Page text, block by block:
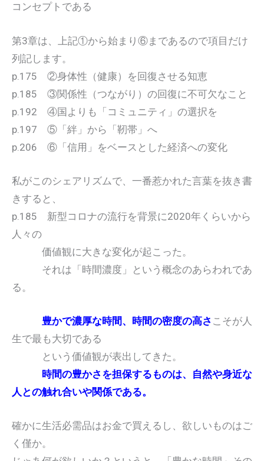
コンセプトである
第3章は、上記①から始まり⑥まであるので項目だけ
列記します。
p.175 ②身体性（健康）を回復させる知恵
p.185 ③関係性（つながり）の回復に不可欠なこと
p.192 ④国よりも「コミュニティ」の選択を
p.197 ⑤「絆」から「靭帯」へ
p.206 ⑥「信用」をベースとした経済への変化
私がこのシェアリズムで、一番惹かれた言葉を抜き書
きすると、
p.185 新型コロナの流行を背景に2020年くらいから
人々の
価値観に大きな変化が起こった。
それは「時間濃度」という概念のあらわれであ
る。
豊かで濃厚な時間、時間の密度の高さ こそが人
生で最も大切である
という価値観が表出してきた。
時間の豊かさを担保するものは、自然や身近な
人との触れ合いや関係である。
確かに生活必需品はお金で買えるし、欲しいものはご
く僅か。